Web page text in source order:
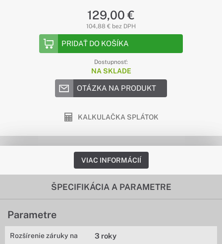
129,00 €
104,88 € bez DPH
PRIDAŤ DO KOŠÍKA
Dostupnosť:
NA SKLADE
OTÁZKA NA PRODUKT
KALKULAČKA SPLÁTOK
VIAC INFORMÁCIÍ
ŠPECIFIKÁCIA A PARAMETRE
Parametre
Rozšírenie záruky na 3 roky